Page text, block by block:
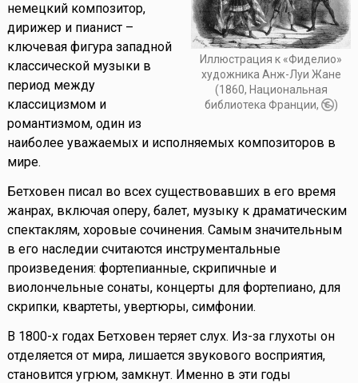
Иллюстрация к «Фиделио»
художника Анж-Луи Жане
(1860, Национальная
библиотека Франции,
)
немецкий композитор,
дирижер и пианист –
ключевая фигура западной
классической музыки в
период между
классицизмом и
романтизмом, один из
наиболее уважаемых и исполняемых композиторов в
мире.
Бетховен писал во всех существовавших в его время
жанрах, включая оперу, балет, музыку к драматическим
спектаклям, хоровые сочинения. Самым значительным
в его наследии считаются инструментальные
произведения: фортепианные, скрипичные и
виолончельные сонаты, концерты для фортепиано, для
скрипки, квартеты, увертюры, симфонии.
В 1800-х годах Бетховен теряет слух. Из-за глухоты он
отделяется от мира, лишается звукового восприятия,
становится угрюм, замкнут. Именно в эти годы